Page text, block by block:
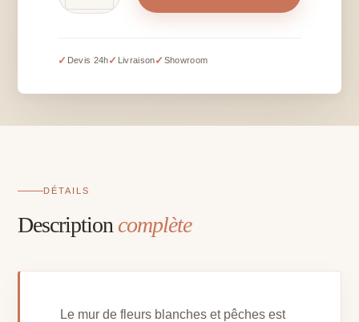
fleurs
et
240
✓ Devis 24h✓ Livraison✓ Showroom
DÉTAILS
Description complète
Le mur de fleurs blanches et pêches est